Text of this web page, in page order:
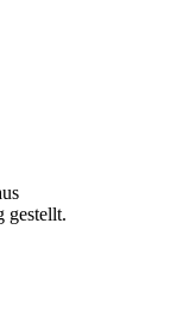
gestellt.